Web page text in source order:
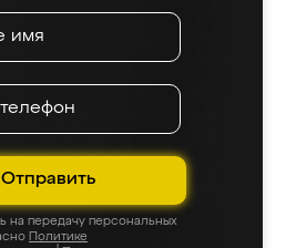
Отправить
на передачу персональных
Политике